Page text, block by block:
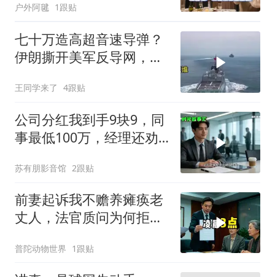
夫全家10人被新户主请出
家门
户外阿毽 1跟贴
七十万造高超音速导弹？
伊朗撕开美军反导网，炸
王同学来了 4跟贴
公司分红我到手9块9，同
事最低100万，经理还劝
苏有朋影音馆 2跟贴
前妻起诉我不赡养瘫痪老
丈人，法官质问为何拒不
普陀动物世界 1跟贴